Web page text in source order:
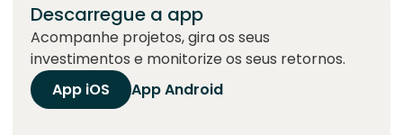
Descarregue a app
Acompanhe projetos, gira os seus
investimentos e monitorize os seus retornos.
App iOS
App Android